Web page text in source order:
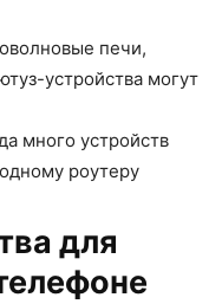
печи,
устройства могут
много устройств
роутеру
для